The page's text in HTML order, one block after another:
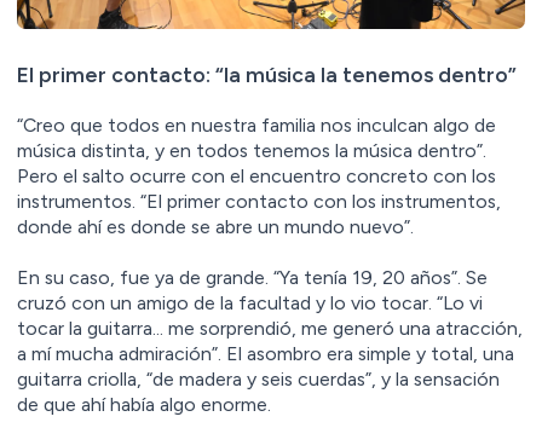
El primer contacto: “la música la tenemos dentro”
“Creo que todos en nuestra familia nos inculcan algo de
música distinta, y en todos tenemos la música dentro”.
Pero el salto ocurre con el encuentro concreto con los
instrumentos. “El primer contacto con los instrumentos,
donde ahí es donde se abre un mundo nuevo”.
En su caso, fue ya de grande. “Ya tenía 19, 20 años”. Se
cruzó con un amigo de la facultad y lo vio tocar. “Lo vi
tocar la guitarra… me sorprendió, me generó una atracción,
a mí mucha admiración”. El asombro era simple y total, una
guitarra criolla, “de madera y seis cuerdas”, y la sensación
de que ahí había algo enorme.